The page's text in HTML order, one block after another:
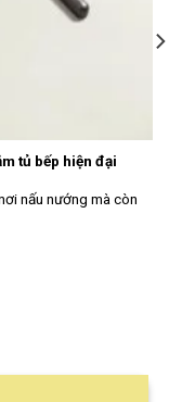
tủ bếp hiện đại
nấu nướng mà còn